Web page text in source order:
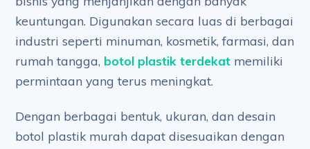
keuntungan. Digunakan secara luas di berbagai
industri seperti minuman, kosmetik, farmasi, dan
rumah tangga, botol plastik terdekat memiliki
permintaan yang terus meningkat.
Dengan berbagai bentuk, ukuran, dan desain
botol plastik murah dapat disesuaikan dengan